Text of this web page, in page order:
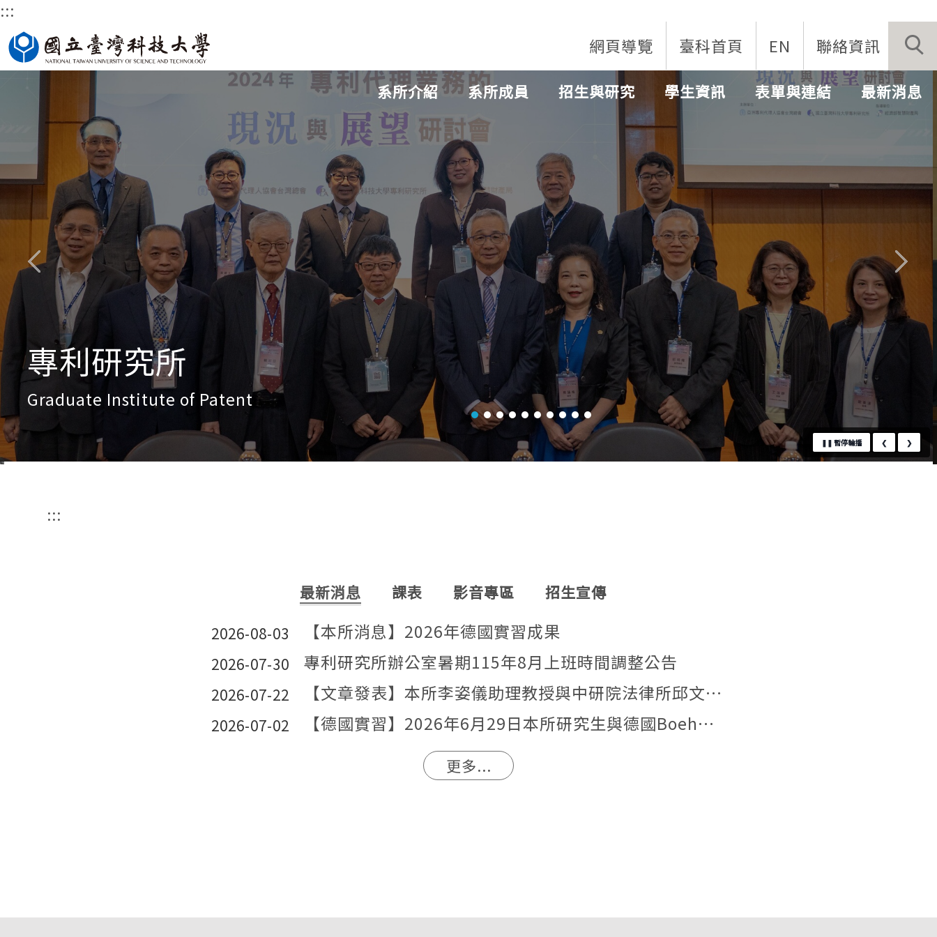
跳
到
主
:::
國立臺灣科技大學首頁 網頁導覽 臺科首頁 EN 聯絡資訊
系所介紹 系所成員 招生與研究 學生資訊 表單與連結 最新消息
❚❚ 暫停輪播 ❮ ❯
專利研究所
Graduate Institute of Patent
:::
最新消息 課表 影音專區
招生宣傳
2026-08-03
【本所消息】2026年德國實習成果
2026-07-30 專利研究所辦公室暑期115年8月上班時間調整公告
2026-07-22 【文章發表】本所李姿儀助理教授與中研院法律所邱文聰研究員發表文章：「『合理使用』夠用嗎？AI模型訓練著作利用合法性之階段化分析與我國法制因應」
2026-07-02 【德國實習】2026年6月29日本所研究生與德國Boehmert & Boehmert專利事務所一同參訪歐洲專利局。
更多...